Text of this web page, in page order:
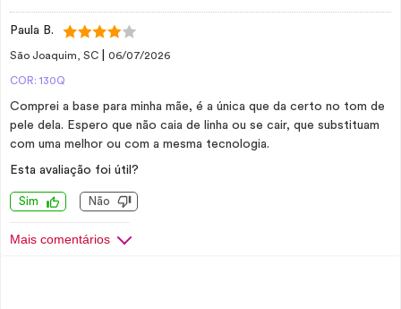
Paula B.
São Joaquim, SC 06/07/2026
COR: 130Q
Comprei a base para minha mãe, é a única que da certo no tom de
pele dela. Espero que não caia de linha ou se cair, que substituam
com uma melhor ou com a mesma tecnologia.
Esta avaliação foi útil?
Sim Não
Mais comentários